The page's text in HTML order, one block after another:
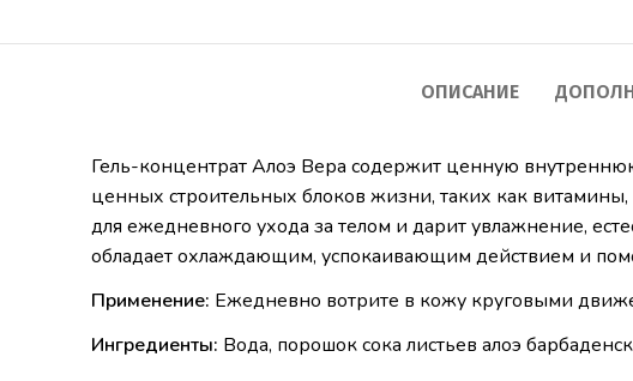
ОПИСАНИЕ
Гель-концентрат Алоэ Вера содержит ценную
ценных строительных блоков жизни, таких как
для ежедневного ухода за телом и дарит увлажнение,
обладает охлаждающим, успокаивающим действием и
Применение: Ежедневно вотрите в кожу круговыми
Ингредиенты: Вода, порошок сока листьев алоэ